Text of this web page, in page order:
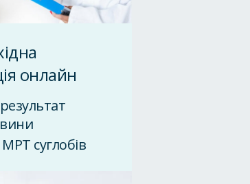
онлайн
суглобів